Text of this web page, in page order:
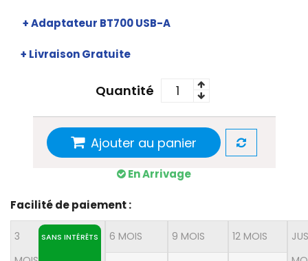
+ Adaptateur BT700 USB-A
+ Livraison Gratuite
Quantité
Ajouter au panier
En Arrivage
Facilité de paiement :
3
SANS INTÉRÊTS 6 MOIS 9 MOIS 12 MOIS